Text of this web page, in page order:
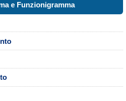
e Funzionigramma